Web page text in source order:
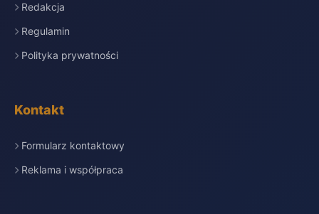
Redakcja
Regulamin
Polityka prywatności
Kontakt
Formularz kontaktowy
Reklama i współpraca